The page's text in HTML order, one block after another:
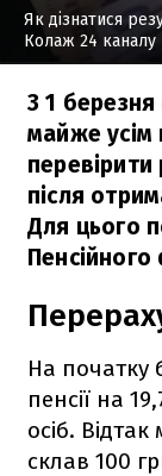
Як дізнатися
Колаж 24 каналу
З 1 березня
майже усім
перевірити
після
Для цього
На початку
пенсії на
осіб.
склав 100